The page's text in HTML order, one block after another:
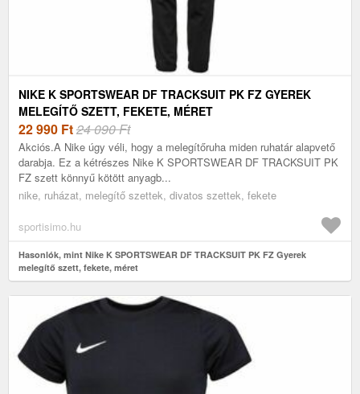
NIKE K SPORTSWEAR DF TRACKSUIT PK FZ GYEREK
MELEGÍTŐ SZETT, FEKETE, MÉRET
22 990 Ft24 090 Ft
Akciós.A Nike úgy véli, hogy a melegítőruha miden ruhatár alapvető
darabja. Ez a kétrészes Nike K SPORTSWEAR DF TRACKSUIT PK
FZ szett könnyű kötött anyagb...
nike, ruházat, melegítő szettek, divatos szettek, fekete
sportisimo.hu
Hasonlók, mint Nike K SPORTSWEAR DF TRACKSUIT PK FZ Gyerek
melegítő szett, fekete, méret